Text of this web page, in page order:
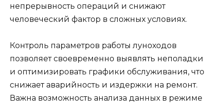
непрерывность операций и снижают
человеческий фактор в сложных условиях.
Контроль параметров работы луноходов
позволяет своевременно выявлять неполадки
и оптимизировать графики обслуживания, что
снижает аварийность и издержки на ремонт.
Важна возможность анализа данных в режиме